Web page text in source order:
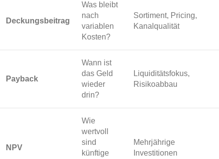
Deckungsbeitrag
Was bleibt
nach
variablen
Kosten?
Sortiment, Pricing,
Kanalqualität
Payback
Wann ist
das Geld
wieder
drin?
Liquiditätsfokus,
Risikoabbau
NPV
Wie
wertvoll
sind
künftige
Mehrjährige
Investitionen